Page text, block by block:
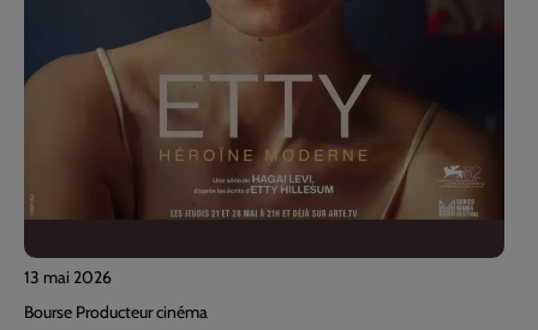
13 mai 2026
Bourse Producteur cinéma